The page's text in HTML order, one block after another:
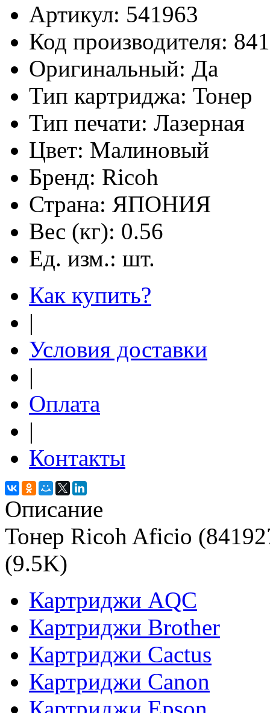
Артикул: 541963
Код производителя:
Оригинальный: Да
Тип картриджа: Тонер
Тип печати: Лазерная
Цвет: Малиновый
Бренд: Ricoh
Страна: ЯПОНИЯ
Вес (кг): 0.56
Ед. изм.: шт.
Как купить?
|
Условия доставки
|
Оплата
|
Контакты
Описание
Тонер Ricoh Aficio
(9.5K)
Картриджи AQC
Картриджи Brother
Картриджи Cactus
Картриджи Canon